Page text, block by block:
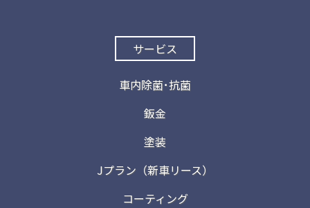
サービス
車内除菌･抗菌
鈑金
塗装
Jプラン（新車リース）
コーティング